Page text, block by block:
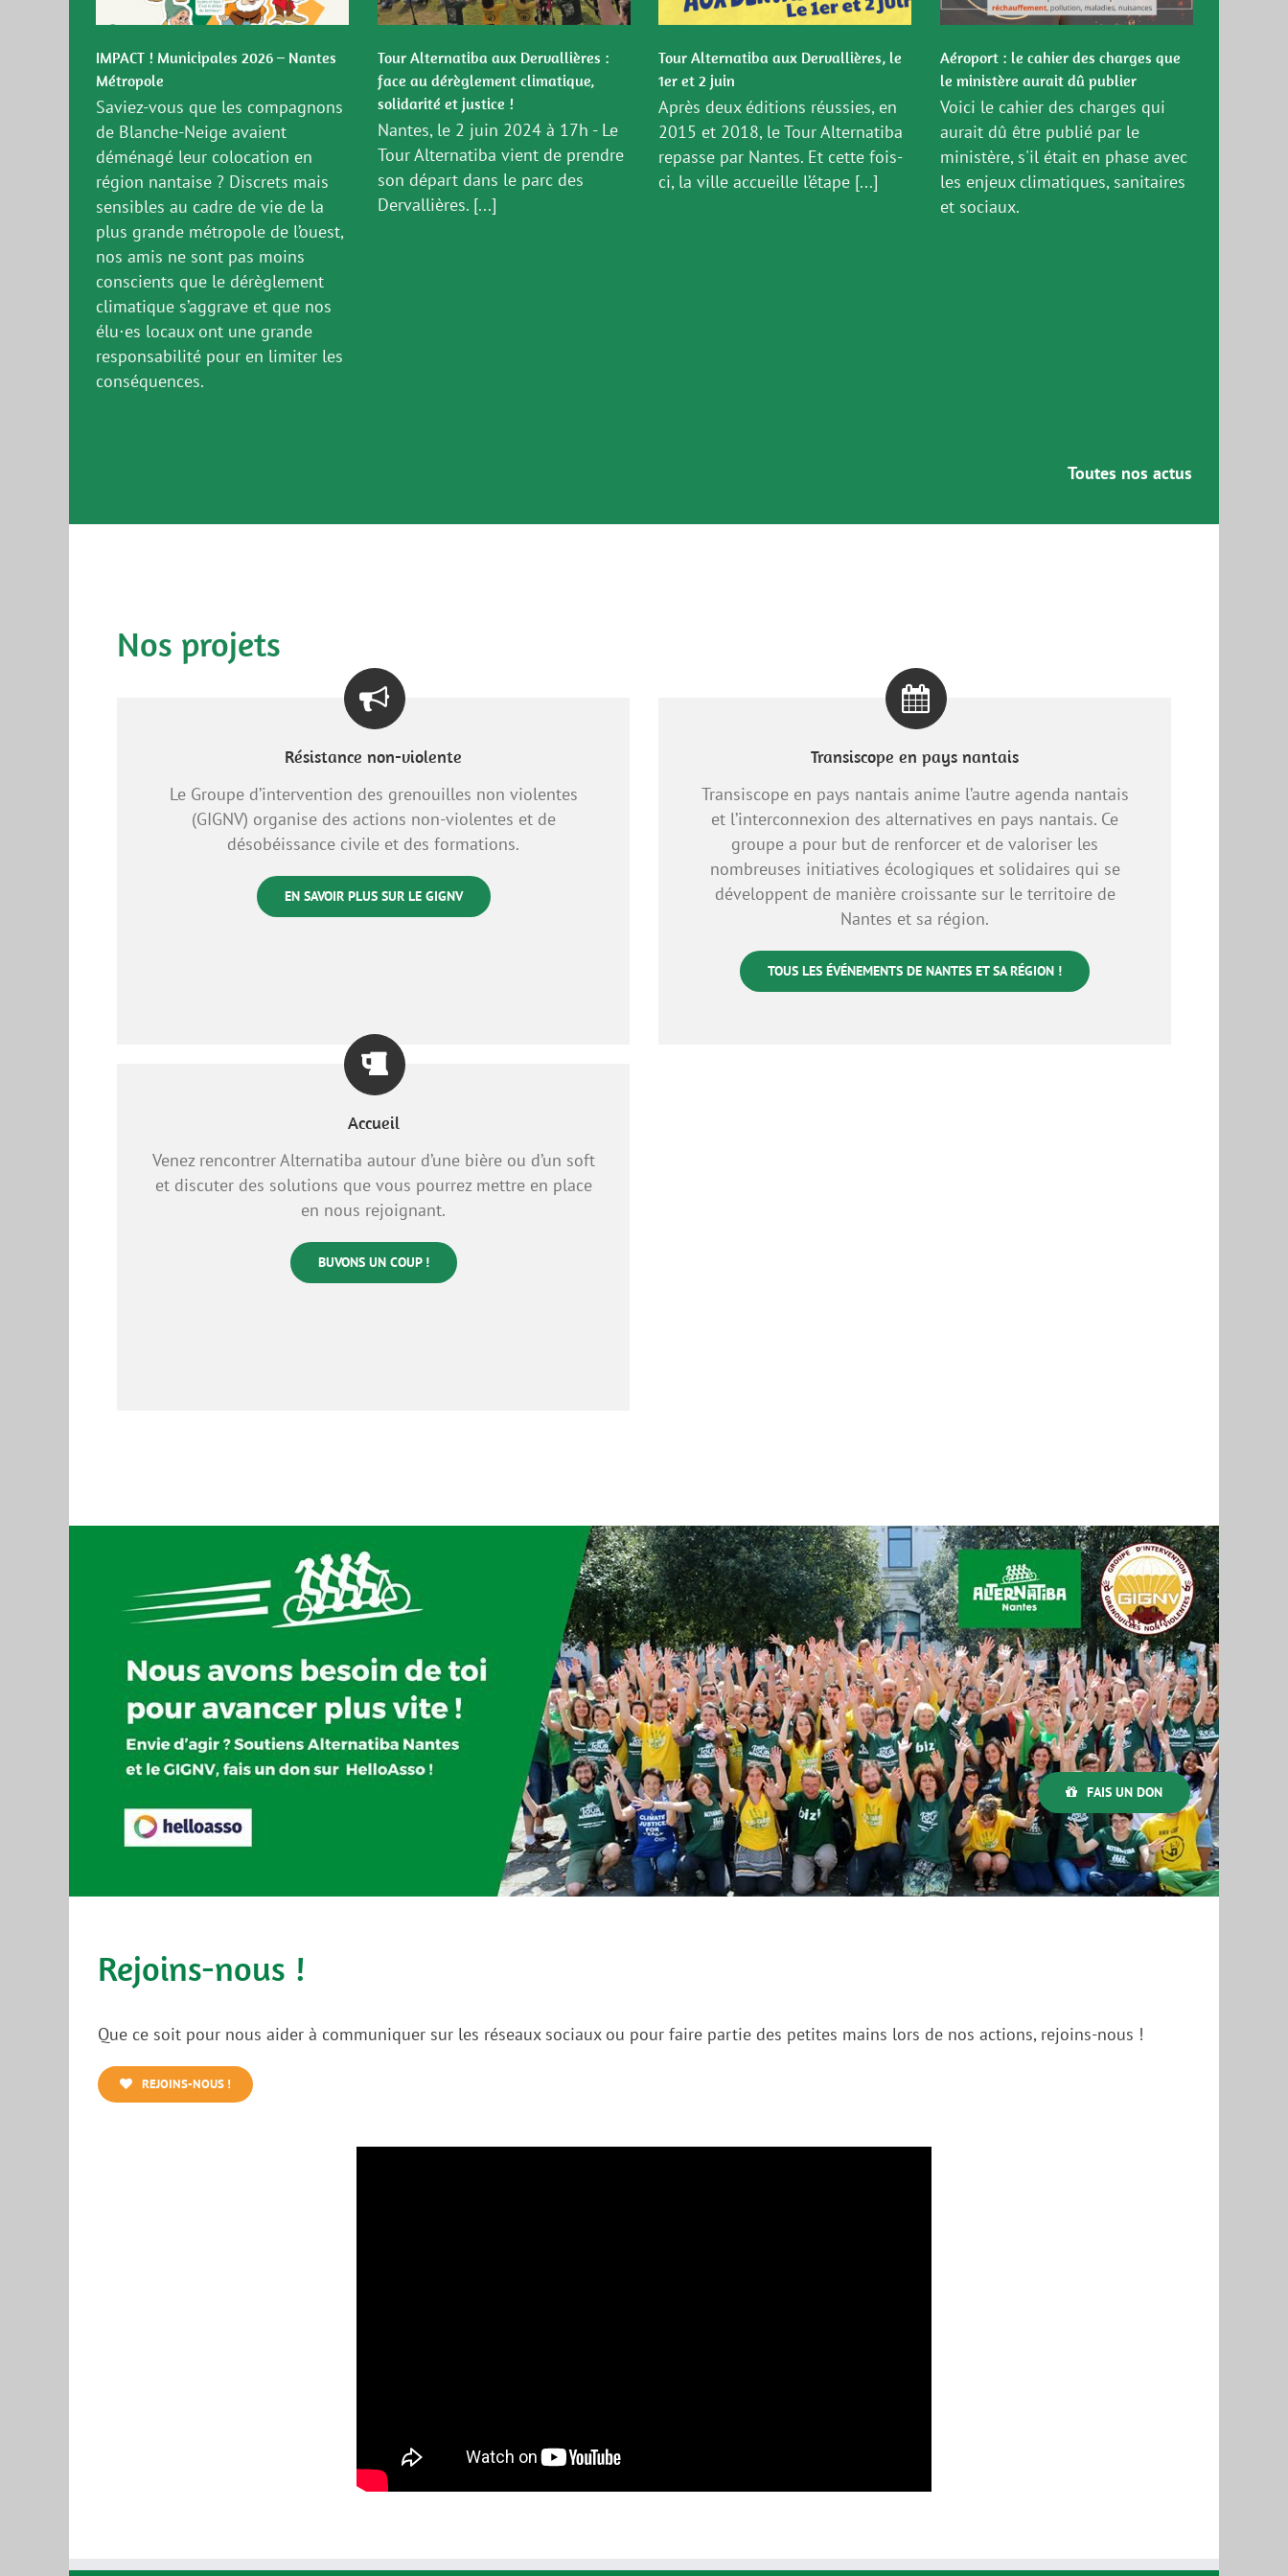
IMPACT ! Municipales 2026 – Nantes
Métropole
Saviez-vous que les compagnons
de Blanche-Neige avaient
déménagé leur colocation en
région nantaise ? Discrets mais
sensibles au cadre de vie de la
plus grande métropole de l’ouest,
nos amis ne sont pas moins
conscients que le dérèglement
climatique s’aggrave et que nos
élu⋅es locaux ont une grande
responsabilité pour en limiter les
conséquences.
Tour Alternatiba aux Dervallières :
face au dérèglement climatique,
solidarité et justice !
Nantes, le 2 juin 2024 à 17h - Le
Tour Alternatiba vient de prendre
son départ dans le parc des
Dervallières. [...]
Tour Alternatiba aux Dervallières, le
1er et 2 juin
Après deux éditions réussies, en
2015 et 2018, le Tour Alternatiba
repasse par Nantes. Et cette fois-
ci, la ville accueille l’étape [...]
Aéroport : le cahier des charges que
le ministère aurait dû publier
Voici le cahier des charges qui
aurait dû être publié par le
ministère, s'il était en phase avec
les enjeux climatiques, sanitaires
et sociaux.
Toutes nos actus
Nos projets
Résistance non-violente
Le Groupe d’intervention des grenouilles non violentes
(GIGNV) organise des actions non-violentes et de
désobéissance civile et des formations.
EN SAVOIR PLUS SUR LE GIGNV
Transiscope en pays nantais
Transiscope en pays nantais anime l’autre agenda nantais
et l’interconnexion des alternatives en pays nantais. Ce
groupe a pour but de renforcer et de valoriser les
nombreuses initiatives écologiques et solidaires qui se
développent de manière croissante sur le territoire de
Nantes et sa région.
TOUS LES ÉVÉNEMENTS DE NANTES ET SA RÉGION !
Accueil
Venez rencontrer Alternatiba autour d’une bière ou d’un soft
et discuter des solutions que vous pourrez mettre en place
en nous rejoignant.
BUVONS UN COUP !
FAIS UN DON
Rejoins-nous !
Que ce soit pour nous aider à communiquer sur les réseaux sociaux ou pour faire partie des petites mains lors de nos actions, rejoins-nous !
REJOINS-NOUS !